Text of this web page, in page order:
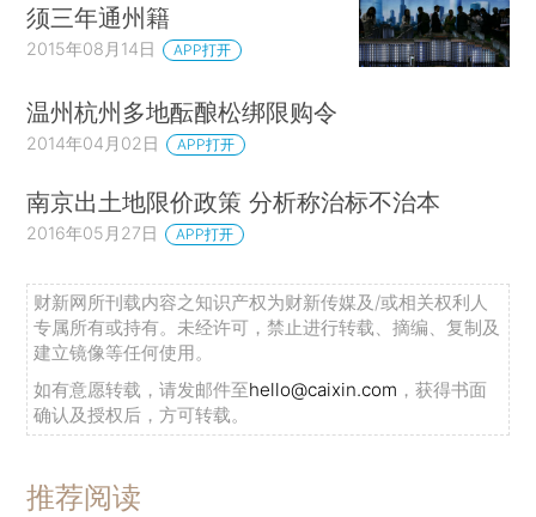
须三年通州籍
2015年08月14日 APP打开
温州杭州多地酝酿松绑限购令
2014年04月02日 APP打开
南京出土地限价政策 分析称治标不治本
2016年05月27日 APP打开
财新网所刊载内容之知识产权为财新传媒及/或相关权利人
专属所有或持有。未经许可，禁止进行转载、摘编、复制及
建立镜像等任何使用。
如有意愿转载，请发邮件至hello@caixin.com ，获得书面
确认及授权后，方可转载。
推荐阅读